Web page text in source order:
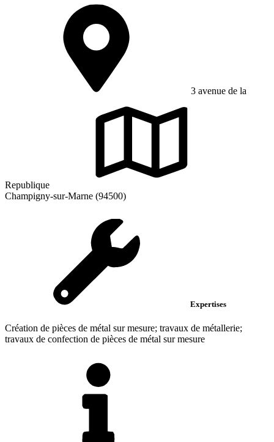
3 avenue de la
Republique
Champigny-sur-Marne (94500)
Expertises
Création de pièces de métal sur mesure; travaux de métallerie;
travaux de confection de pièces de métal sur mesure